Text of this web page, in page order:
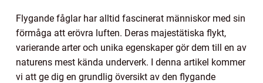
Flygande fåglar har alltid fascinerat människor med sin
förmåga att erövra luften. Deras majestätiska flykt,
varierande arter och unika egenskaper gör dem till en av
naturens mest kända underverk. I denna artikel kommer
vi att ge dig en grundlig översikt av den flygande